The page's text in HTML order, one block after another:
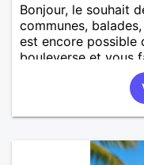
Bonjour, le souhait
communes,
est encore possible
bouleverse et vous
complices, les
Alors si comme